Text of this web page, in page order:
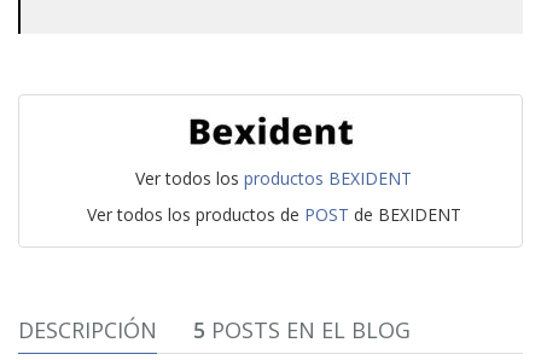
Ver todos los productos BEXIDENT
Ver todos los productos de POST de BEXIDENT
DESCRIPCIÓN 5 POSTS EN EL BLOG